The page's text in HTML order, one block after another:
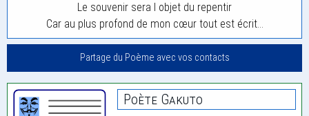
Le souvenir sera l objet du repentir
Car au plus profond de mon cœur tout est écrit…
Partage du Poème avec vos contacts
Poète Gakuto